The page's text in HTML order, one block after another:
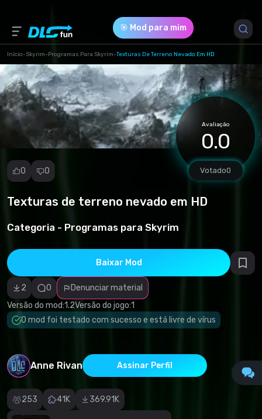
🎯 Mod para mim
Início-Skyrim-Programas Para Skyrim-Texturas De Terreno Nevado Em HD
Avaliação
0.0
Votado0
0 0
Texturas de terreno nevado em HD
Categoria - Programas para Skyrim
Baixar Mod
2 0
Denunciar material
Versão do mod:1.2Versão do jogo:1
O mod foi testado com sucesso e está livre de vírus
Anne Rivan Assinar Perfil
253 41K 369.91K
Denunciar
incorreta
Software
malicioso/vírus
Conteúdo não
funcional
Descrição
Versão do Jogo *
1 (567d7bdbc2cdc5a084c0ada1107d3e05.7z)
Download (200.58 Mb)